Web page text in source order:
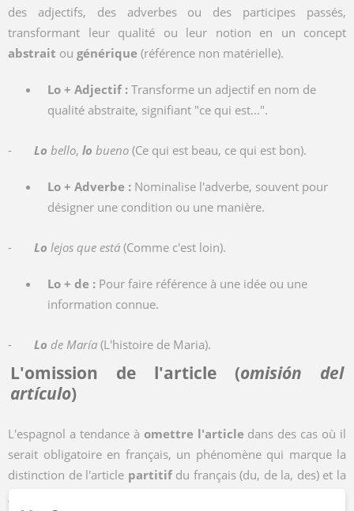
des adjectifs, des adverbes ou des participes passés,
transformant leur qualité ou leur notion en un concept
abstrait ou générique (référence non matérielle).
Lo + Adjectif : Transforme un adjectif en nom de
qualité abstraite, signifiant "ce qui est...".
- Lo bello, lo bueno (Ce qui est beau, ce qui est bon).
Lo + Adverbe : Nominalise l'adverbe, souvent pour
désigner une condition ou une manière.
- Lo lejos que está (Comme c'est loin).
Lo + de : Pour faire référence à une idée ou une
information connue.
- Lo de María (L'histoire de Maria).
L'omission de l'article (omisión del
artículo)
L'espagnol a tendance à omettre l'article dans des cas où il
serait obligatoire en français, un phénomène qui marque la
distinction de l'article partitifdu français (du, de la, des) et la